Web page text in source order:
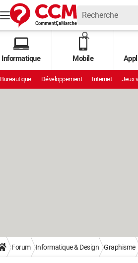
Informatique Mobile
Bureautique Développement Internet Jeux
Forum Informatique & Design Graphisme